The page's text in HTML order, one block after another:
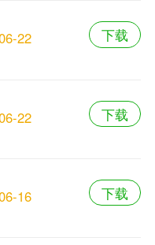
22
下载
22
下载
16
下载